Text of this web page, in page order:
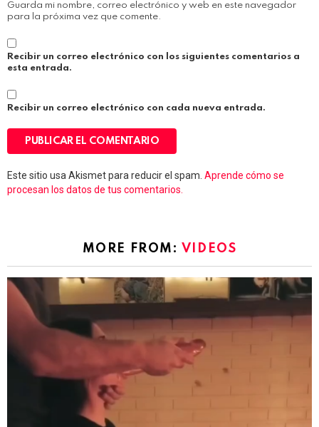
Guarda mi nombre, correo electrónico y web en este navegador
para la próxima vez que comente.
Recibir un correo electrónico con los siguientes comentarios a
esta entrada.
Recibir un correo electrónico con cada nueva entrada.
Este sitio usa Akismet para reducir el spam. Aprende cómo se
procesan los datos de tus comentarios.
MORE FROM: VIDEOS